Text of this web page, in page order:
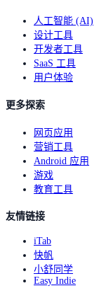
人工智能 (AI)
设计工具
开发者工具
SaaS 工具
用户体验
更多探索
网页应用
营销工具
Android 应用
游戏
教育工具
友情链接
iTab
快帆
小舒同学
Easy Indie